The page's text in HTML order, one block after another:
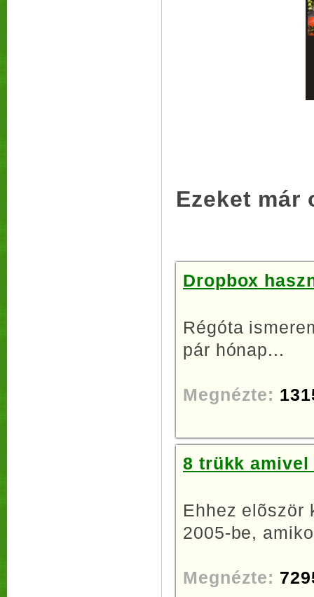
Ezeket már
Dropbox
Régóta
pár hónap...
Megnézte:
8 trükk amivel
Ehhez elõször
2005-be,
Megnézte: